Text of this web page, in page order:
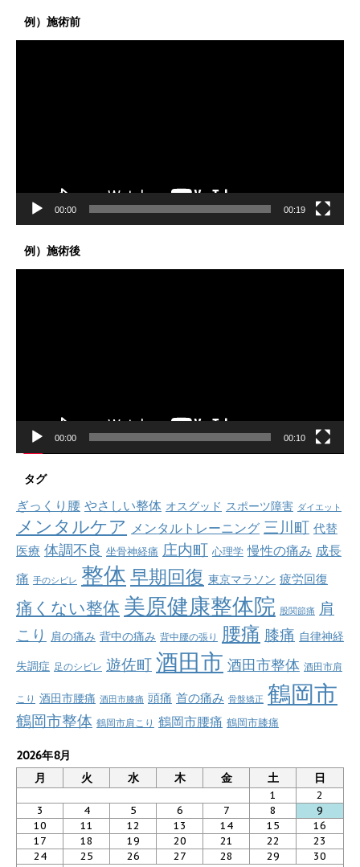
例）施術前
00:00 00:19
例）施術後
00:00 00:10
タグ
ぎっくり腰 やさしい整体 オスグッド スポーツ障害 ダイエット
メンタルケア メンタルトレーニング 三川町 代替
医療 体調不良 坐骨神経痛 庄内町 心理学 慢性の痛み 成長
痛 手のシビレ 整体 早期回復 東京マラソン 疲労回復
痛くない整体 美原健康整体院 股関節痛 肩
こり 肩の痛み 背中の痛み 背中腰の張り 腰痛 膝痛 自律神経
失調症 足のシビレ 遊佐町 酒田市 酒田市整体 酒田市肩
こり 酒田市腰痛 酒田市膝痛 頭痛 首の痛み 骨盤矯正 鶴岡市
鶴岡市整体 鶴岡市肩こり 鶴岡市腰痛 鶴岡市膝痛
2026年8月
月
火 水 木 金 土 日
1
2
3
4 5 6 7 8
9
10
11 12 13 14 15
16
17
18 19 20 21 22
23
24
25 26 27 28 29
30